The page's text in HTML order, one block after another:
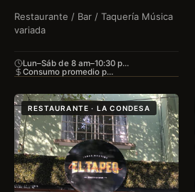
Restaurante / Bar / Taquería Música
variada
Lun–Sáb de 8 am–10:30 p…
Consumo promedio p…
RESTAURANTE · LA CONDESA